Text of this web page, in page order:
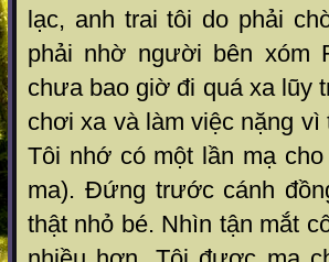
lạc, anh trai tôi do phải
phải nhờ người bên xóm
chưa bao giờ đi quá xa lũy
chơi xa và làm việc nặng
Tôi nhớ có một lần mạ
ma). Đứng trước cánh
thật nhỏ bé. Nhìn tận mắt